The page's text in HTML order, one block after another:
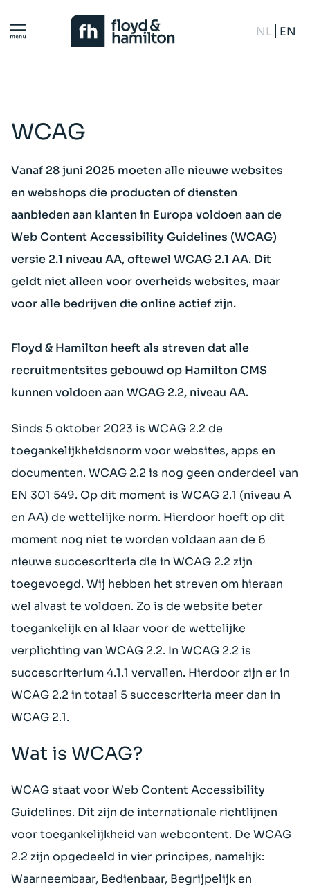
NL EN
WCAG
Vanaf 28 juni 2025 moeten alle nieuwe websites
en webshops die producten of diensten
aanbieden aan klanten in Europa voldoen aan de
Web Content Accessibility Guidelines (WCAG)
versie 2.1 niveau AA, oftewel WCAG 2.1 AA. Dit
geldt niet alleen voor overheids websites, maar
voor alle bedrijven die online actief zijn.
Floyd & Hamilton heeft als streven dat alle
recruitmentsites gebouwd op Hamilton CMS
kunnen voldoen aan WCAG 2.2, niveau AA.
Sinds 5 oktober 2023 is WCAG 2.2 de
toegankelijkheidsnorm voor websites, apps en
documenten. WCAG 2.2 is nog geen onderdeel van
EN 301 549. Op dit moment is WCAG 2.1 (niveau A
en AA) de wettelijke norm. Hierdoor hoeft op dit
moment nog niet te worden voldaan aan de 6
nieuwe succescriteria die in WCAG 2.2 zijn
toegevoegd. Wij hebben het streven om hieraan
wel alvast te voldoen. Zo is de website beter
toegankelijk en al klaar voor de wettelijke
verplichting van WCAG 2.2. In WCAG 2.2 is
succescriterium 4.1.1 vervallen. Hierdoor zijn er in
WCAG 2.2 in totaal 5 succescriteria meer dan in
WCAG 2.1.
Wat is WCAG?
WCAG staat voor Web Content Accessibility
Guidelines. Dit zijn de internationale richtlijnen
voor toegankelijkheid van webcontent. De WCAG
2.2 zijn opgedeeld in vier principes, namelijk:
Waarneembaar, Bedienbaar, Begrijpelijk en